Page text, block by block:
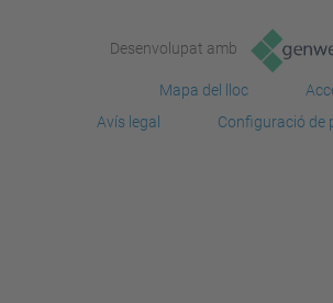
Desenvolupat amb
Mapa del lloc
Avís legal
Configuració de